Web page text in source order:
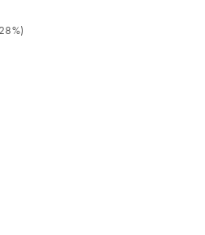
17,99 € (+28%). Prezzo
)